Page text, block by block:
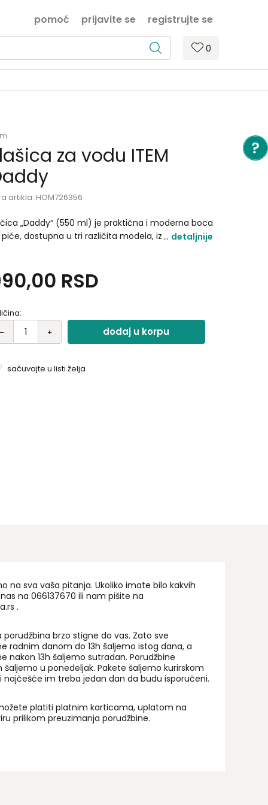
prijavite se registrujte se
pomoć
0
za vodu ITEM
artikla: HOM726356
„Daddy“ (550 ml) je praktična i moderna boca
piće, dostupna u tri različita modela, izrađena od
je za vodu, sokove ili omiljene napitke kod
na poslu ili u pokretu..
detaljnije
RSD
dodaj u korpu
sačuvajte u listi želja
na sva vaša pitanja. Ukoliko imate bilo kakvih
na 066137670 ili nam pišite na
.
brzo stigne do vas. Zato sve
radnim danom do 13h šaljemo istog dana, a
nakon 13h šaljemo sutradan. Porudžbine
u ponedeljak. Pakete šaljemo kurirskom
i najčešće im treba jedan dan da budu isporučeni.
platiti platnim karticama, uplatom na
prilikom preuzimanja porudžbine.